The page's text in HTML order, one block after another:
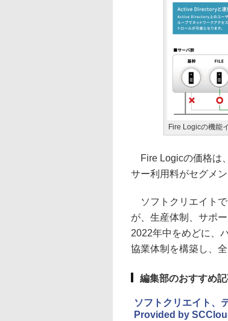
Fire Logicの機能
Fire Logicの価格は
サー利用料がセグメ
ソフトクリエイトで
が、生産体制、サポ
2022年中をめどに、
協業体制を構築し、
編集部のおすすめ
ソフトクリエイト、
Provided by